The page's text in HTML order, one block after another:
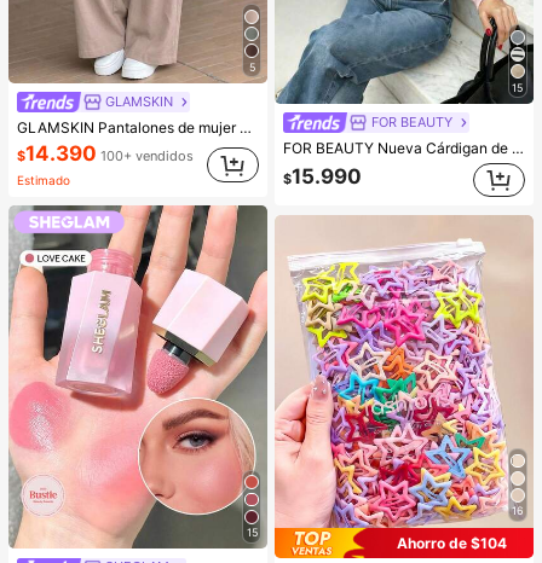
5
GLAMSKIN
GLAMSKIN Pantalones de mujer básicos de cintura alta y pierna ancha para verano/otoño, pantalones de oficina de negocios casuales de unicolor, textura de lino con Bottom holgada, adecuados para la temporada de regreso a la escuela
$14.390 100+ vendidos
Estimado
15
15
FOR BEAUTY
FOR BEAUTY Nueva Cárdigan de Punto de Manga Larga para Mujer, Cuello Redondo, Botones Simples, Estilo Retro Rosa, Primavera & Otoño, Casual Minimalista Versátil de Moda
$15.990
16
Ahorro de $104